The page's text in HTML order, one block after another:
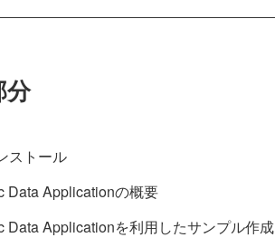
分
ストール
Data Applicationの概要
Data Applicationを利用したサンプル作成